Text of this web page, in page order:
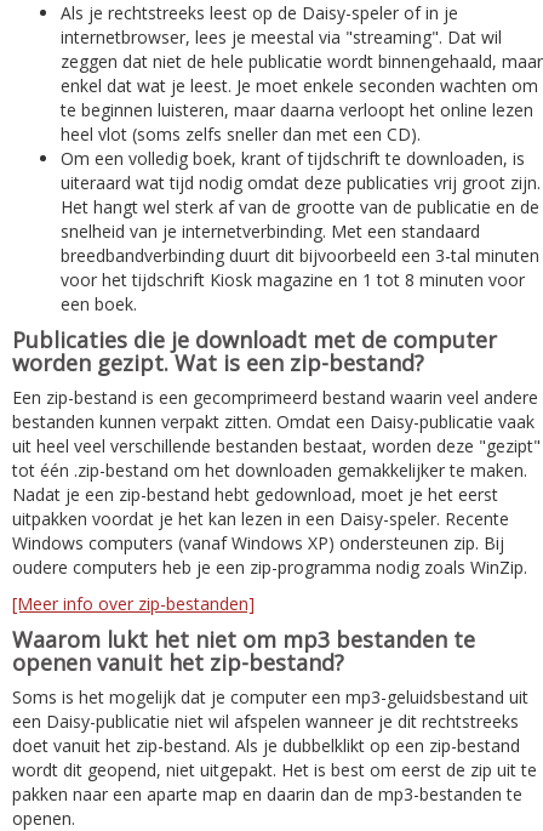
Als je rechtstreeks leest op de Daisy-speler of in je
internetbrowser, lees je meestal via "streaming". Dat wil
zeggen dat niet de hele publicatie wordt binnengehaald, maar
enkel dat wat je leest. Je moet enkele seconden wachten om
te beginnen luisteren, maar daarna verloopt het online lezen
heel vlot (soms zelfs sneller dan met een CD).
Om een volledig boek, krant of tijdschrift te downloaden, is
uiteraard wat tijd nodig omdat deze publicaties vrij groot zijn.
Het hangt wel sterk af van de grootte van de publicatie en de
snelheid van je internetverbinding. Met een standaard
breedbandverbinding duurt dit bijvoorbeeld een 3-tal minuten
voor het tijdschrift Kiosk magazine en 1 tot 8 minuten voor
een boek.
Publicaties die je downloadt met de computer
worden gezipt. Wat is een zip-bestand?
Een zip-bestand is een gecomprimeerd bestand waarin veel andere
bestanden kunnen verpakt zitten. Omdat een Daisy-publicatie vaak
uit heel veel verschillende bestanden bestaat, worden deze "gezipt"
tot één .zip-bestand om het downloaden gemakkelijker te maken.
Nadat je een zip-bestand hebt gedownload, moet je het eerst
uitpakken voordat je het kan lezen in een Daisy-speler. Recente
Windows computers (vanaf Windows XP) ondersteunen zip. Bij
oudere computers heb je een zip-programma nodig zoals WinZip.
[Meer info over zip-bestanden]
Waarom lukt het niet om mp3 bestanden te
openen vanuit het zip-bestand?
Soms is het mogelijk dat je computer een mp3-geluidsbestand uit
een Daisy-publicatie niet wil afspelen wanneer je dit rechtstreeks
doet vanuit het zip-bestand. Als je dubbelklikt op een zip-bestand
wordt dit geopend, niet uitgepakt. Het is best om eerst de zip uit te
pakken naar een aparte map en daarin dan de mp3-bestanden te
openen.